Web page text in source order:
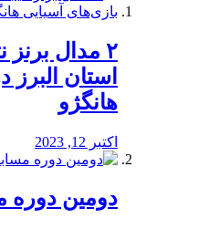
استان
هانگژو
اکتبر 12, 2023
دومین دوره